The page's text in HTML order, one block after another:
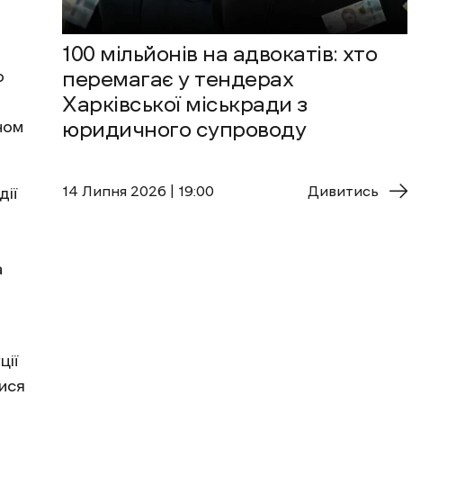
100 мільйонів на адвокатів: хто
перемагає у тендерах
Харківської міськради з
юридичного супроводу
14 Липня 2026 | 19:00 Дивитись